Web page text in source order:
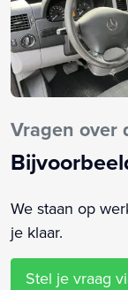
Vragen over
We staan op
je klaar.
Stel je vraag